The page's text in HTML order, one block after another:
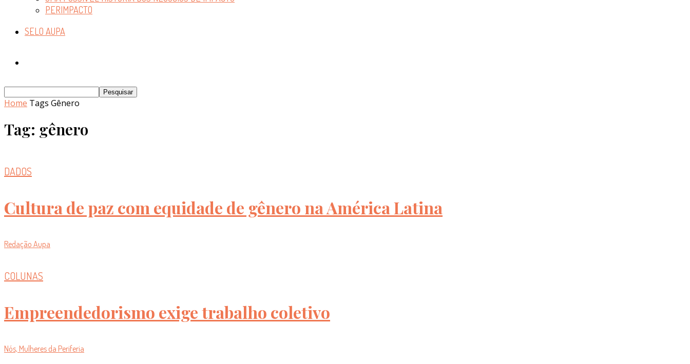
PERIMPACTO
SELO AUPA
Home Tags Gênero
Tag: gênero
DADOS
Cultura de paz com equidade de gênero na América Latina
Redação Aupa
COLUNAS
Empreendedorismo exige trabalho coletivo
Nós, Mulheres da Periferia